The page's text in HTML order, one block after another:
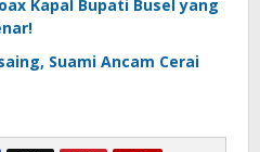
Kapal Bupati Busel yang
Suami Ancam Cerai